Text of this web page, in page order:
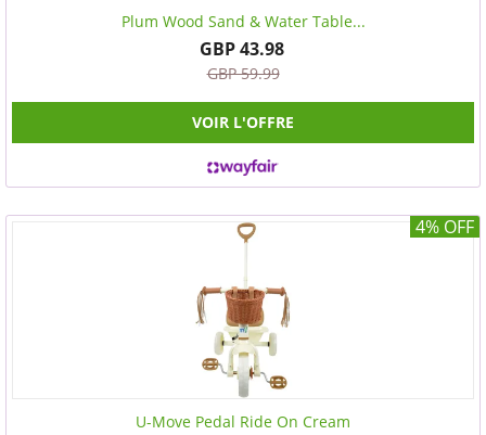
Plum Wood Sand & Water Table...
GBP 43.98
GBP 59.99
VOIR L'OFFRE
4% OFF
U-Move Pedal Ride On Cream